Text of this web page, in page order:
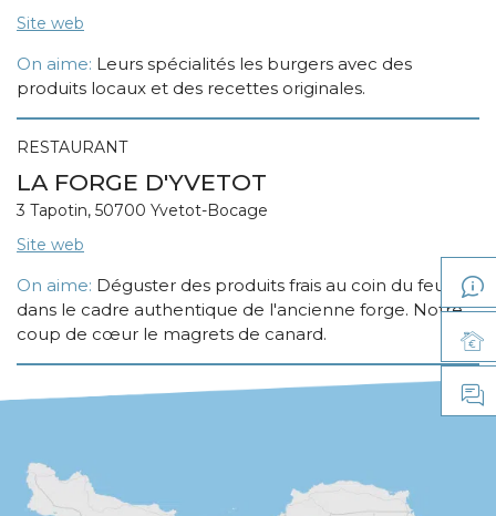
Site web
On aime: Leurs spécialités les burgers avec des
produits locaux et des recettes originales.
RESTAURANT
LA FORGE D'YVETOT
3 Tapotin, 50700 Yvetot-Bocage
Site web
On aime: Déguster des produits frais au coin du feu
dans le cadre authentique de l'ancienne forge. Notre
coup de cœur le magrets de canard.